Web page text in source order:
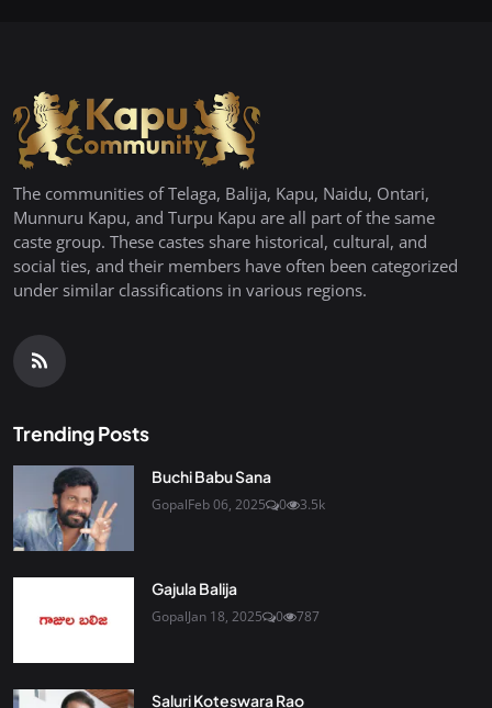
The communities of Telaga, Balija, Kapu, Naidu, Ontari,
Munnuru Kapu, and Turpu Kapu are all part of the same
caste group. These castes share historical, cultural, and
social ties, and their members have often been categorized
under similar classifications in various regions.
Trending Posts
Buchi Babu Sana
GopalFeb 06, 2025 0 3.5k
Gajula Balija
GopalJan 18, 2025 0 787
Saluri Koteswara Rao